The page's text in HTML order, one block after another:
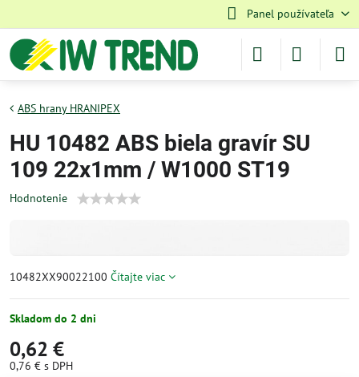
Panel používateľa
ABS hrany HRANIPEX
HU 10482 ABS biela gravír SU
109 22x1mm / W1000 ST19
Hodnotenie
10482XX90022100 Čítajte viac
Skladom do 2 dni
0,62 €
0,76 € s DPH